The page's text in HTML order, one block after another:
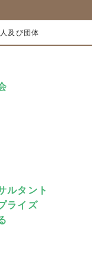
及び団体
ルタント
ライズ